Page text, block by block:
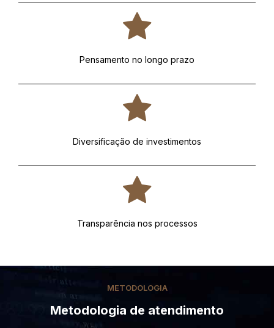
Pensamento no longo prazo
Diversificação de investimentos
Transparência nos processos
METODOLOGIA
Metodologia de atendimento